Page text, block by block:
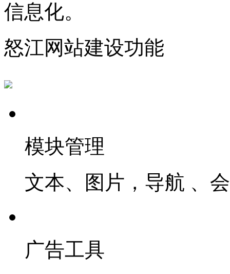
信息化。
怒江网站建设功能
模块管理
文本、图片，导航 、
广告工具